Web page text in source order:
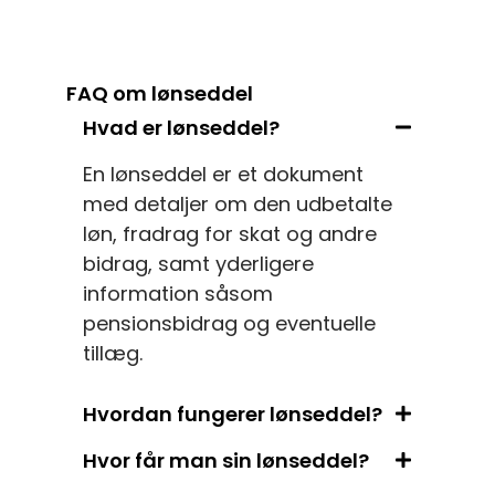
FAQ om lønseddel
Hvad er lønseddel?
En lønseddel er et dokument
med detaljer om den udbetalte
løn, fradrag for skat og andre
bidrag, samt yderligere
information såsom
pensionsbidrag og eventuelle
tillæg.
Hvordan fungerer lønseddel?
Hvor får man sin lønseddel?